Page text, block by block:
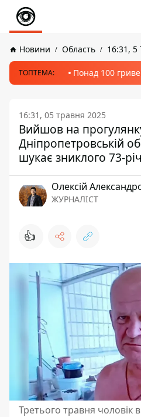
Новини Область 16:31, 5
ТОПТЕМА: Понад 100
16:31, 05 травня 2025
Вийшов на
Дніпропетровській
шукає зниклого 73-
Олексій
ЖУРНАЛІСТ
👍
Третього травня чоловік